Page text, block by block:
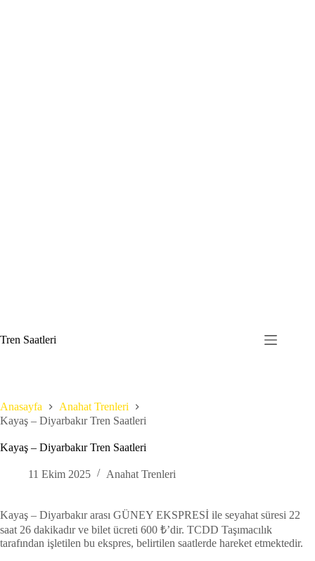
to
content
Tren Saatleri
Anasayfa
Anahat Trenleri
Kayaş – Diyarbakır Tren Saatleri
Kayaş – Diyarbakır Tren Saatleri
11 Ekim 2025 Anahat Trenleri
Kayaş – Diyarbakır arası GÜNEY EKSPRESİ ile seyahat süresi 22
saat 26 dakikadır ve bilet ücreti 600 ₺’dir. TCDD Taşımacılık
tarafından işletilen bu ekspres, belirtilen saatlerde hareket etmektedir.